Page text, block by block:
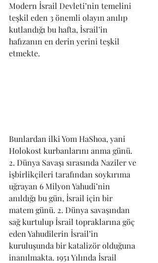
Modern İsrail Devleti’nin temelini
teşkil eden 3 önemli olayın anılıp
kutlandığı bu hafta, İsrail’in
hafızanın en derin yerini teşkil
etmekte.
Bunlardan ilki Yom HaShoa, yani
Holokost kurbanlarını anma günü.
2. Dünya Savaşı sırasında Naziler ve
işbirlikçileri tarafından soykırıma
uğrayan 6 Milyon Yahudi’nin
anıldığı bu gün, İsrail için bir
matem günü. 2. Dünya savaşından
sağ kurtulup İsrail topraklarına göç
eden Yahudilerin İsrail’in
kuruluşunda bir katalizör olduğuna
inanılmakta. 1951 Yılında İsrail